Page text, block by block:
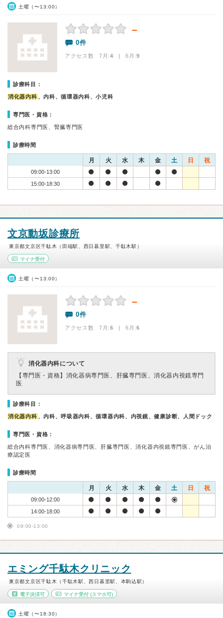
土曜（〜13:00）
－
0件
アクセス数 7月:4 | 6月:9
診療科目：
消化器内科 、内科、循環器内科、小児科
専門医・資格：
総合内科専門医、腎臓専門医
診療時間
月 火 水 木 金 土 日 祝
09:00-13:00
15:00-18:30
文京動坂診療所
東京都文京区千駄木（田端駅、西日暮里駅、千駄木駅）
マイナ受付
土曜（〜13:00）
－
0件
アクセス数 7月:6 | 6月:6
消化器内科について
【専門医・資格】 消化器病専門医、肝臓専門医、消化器内視鏡専門
医
診療科目：
消化器内科 、内科、呼吸器内科、循環器内科、内視鏡、健康診断、人間ドック
専門医・資格：
総合内科専門医、消化器病専門医、肝臓専門医、消化器内視鏡専門医、がん治
療認定医
診療時間
月 火 水 木 金 土 日 祝
09:00-12:00
14:00-18:00
09:00-13:00
エミング千駄木クリニック
東京都文京区千駄木（千駄木駅、西日暮里駅、本駒込駅）
電子決済可 マイナ受付(スマホ可)
土曜（〜18:30）